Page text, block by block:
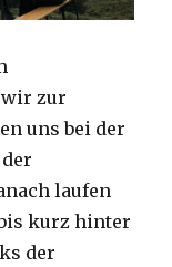
zur
uns bei der
laufen
kurz hinter
der